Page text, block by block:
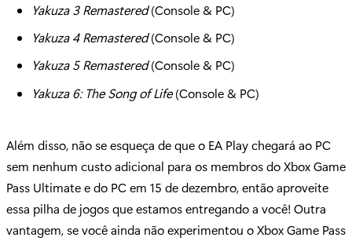
Yakuza 3 Remastered(Console & PC)
Yakuza 4 Remastered(Console & PC)
Yakuza 5 Remastered(Console & PC)
Yakuza 6: The Song of Life(Console & PC)
Além disso, não se esqueça de que o EA Play chegará ao PC
sem nenhum custo adicional para os membros do Xbox Game
Pass Ultimate e do PC em 15 de dezembro, então aproveite
essa pilha de jogos que estamos entregando a você! Outra
vantagem, se você ainda não experimentou o Xbox Game Pass